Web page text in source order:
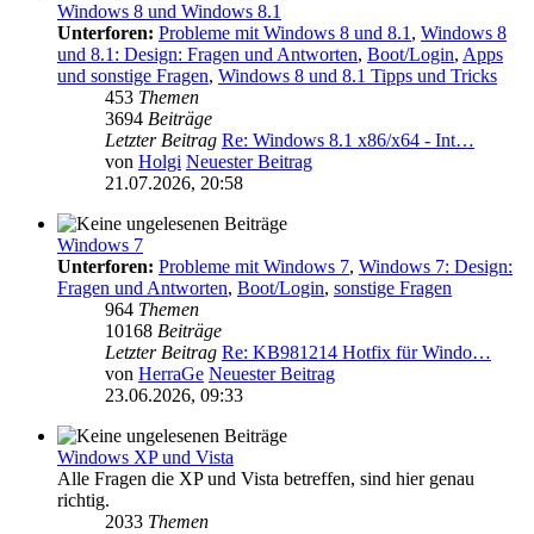
Windows 8 und Windows 8.1
Unterforen: Probleme mit Windows 8 und 8.1 , Windows 8
und 8.1: Design: Fragen und Antworten, Boot/Login, Apps
und sonstige Fragen, Windows 8 und 8.1 Tipps und Tricks
453 Themen
3694 Beiträge
Letzter Beitrag Re: Windows 8.1 x86/x64 - Int…
von Holgi Neuester Beitrag
21.07.2026, 20:58
Windows 7
Unterforen: Probleme mit Windows 7, Windows 7: Design:
Fragen und Antworten, Boot/Login, sonstige Fragen
964 Themen
10168 Beiträge
Letzter Beitrag Re: KB981214 Hotfix für Windo…
von HerraGe Neuester Beitrag
23.06.2026, 09:33
Windows XP und Vista
Alle Fragen die XP und Vista betreffen, sind hier genau
richtig.
2033 Themen